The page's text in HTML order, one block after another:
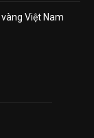
Việt Nam